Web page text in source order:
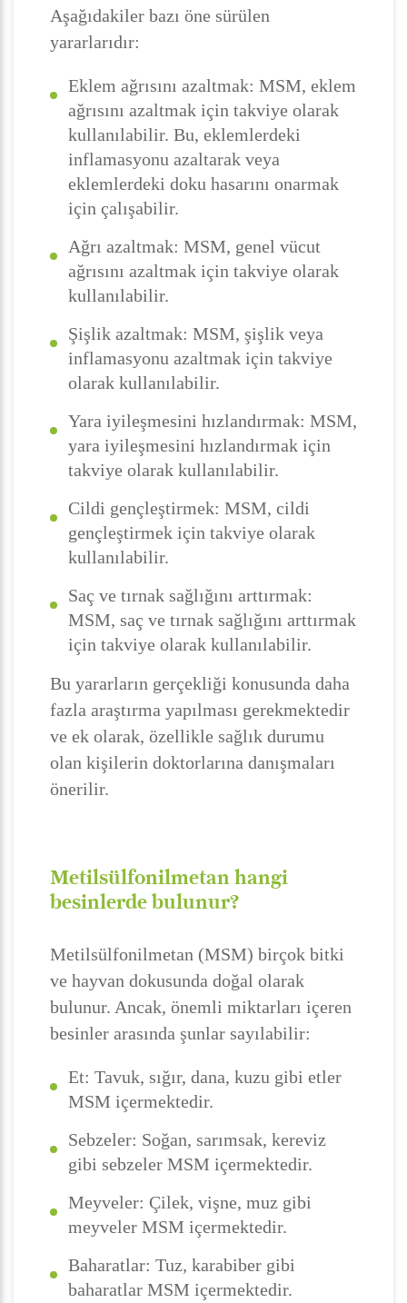
Aşağıdakiler bazı öne sürülen
yararlarıdır:
Eklem ağrısını azaltmak: MSM, eklem
ağrısını azaltmak için takviye olarak
kullanılabilir. Bu, eklemlerdeki
inflamasyonu azaltarak veya
eklemlerdeki doku hasarını onarmak
için çalışabilir.
Ağrı azaltmak: MSM, genel vücut
ağrısını azaltmak için takviye olarak
kullanılabilir.
Şişlik azaltmak: MSM, şişlik veya
inflamasyonu azaltmak için takviye
olarak kullanılabilir.
Yara iyileşmesini hızlandırmak: MSM,
yara iyileşmesini hızlandırmak için
takviye olarak kullanılabilir.
Cildi gençleştirmek: MSM, cildi
gençleştirmek için takviye olarak
kullanılabilir.
Saç ve tırnak sağlığını arttırmak:
MSM, saç ve tırnak sağlığını arttırmak
için takviye olarak kullanılabilir.
Bu yararların gerçekliği konusunda daha
fazla araştırma yapılması gerekmektedir
ve ek olarak, özellikle sağlık durumu
olan kişilerin doktorlarına danışmaları
önerilir.
Metilsülfonilmetan hangi
besinlerde bulunur?
Metilsülfonilmetan (MSM) birçok bitki
ve hayvan dokusunda doğal olarak
bulunur. Ancak, önemli miktarları içeren
besinler arasında şunlar sayılabilir:
Et: Tavuk, sığır, dana, kuzu gibi etler
MSM içermektedir.
Sebzeler: Soğan, sarımsak, kereviz
gibi sebzeler MSM içermektedir.
Meyveler: Çilek, vişne, muz gibi
meyveler MSM içermektedir.
Baharatlar: Tuz, karabiber gibi
baharatlar MSM içermektedir.